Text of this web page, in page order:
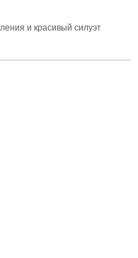
и красивый силуэт